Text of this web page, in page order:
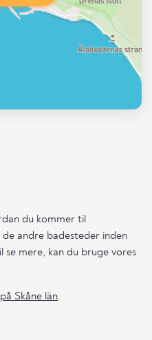
du kommer til
andre badesteder inden
se mere, kan du bruge vores
Skåne län.